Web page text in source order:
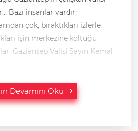
çok, bıraktıkları izlerle
işin merkezine koltuğu
Gaziantep Valisi Sayın Kemal
Devamını Oku